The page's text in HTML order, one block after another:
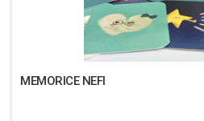
MEMORICE NEFI